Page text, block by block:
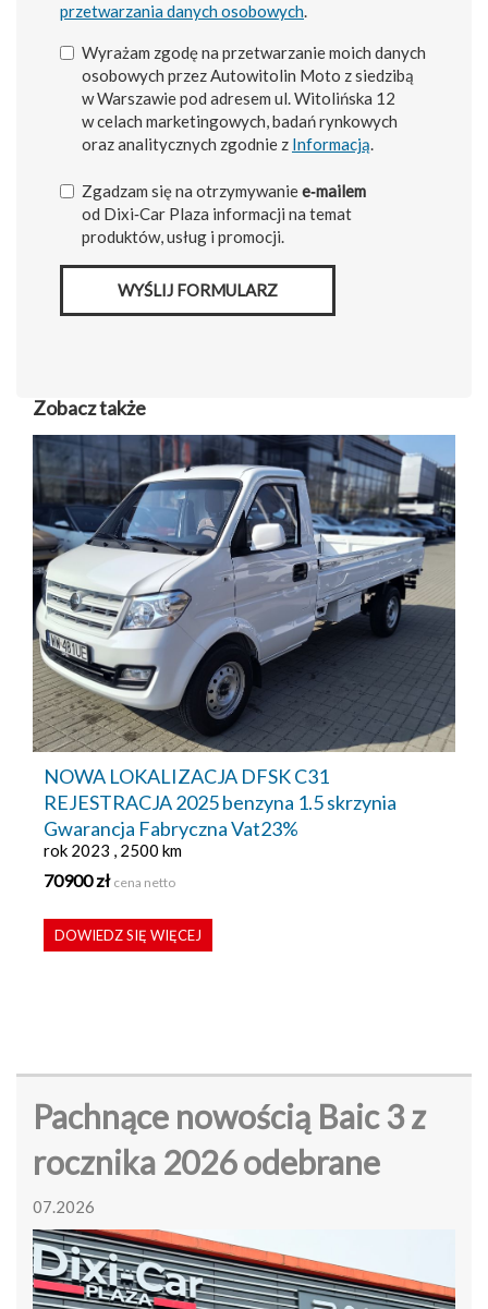
przetwarzania danych osobowych.
Wyrażam zgodę na przetwarzanie moich danych
osobowych przez Autowitolin Moto z siedzibą
w Warszawie pod adresem ul. Witolińska 12
w celach marketingowych, badań rynkowych
oraz analitycznych zgodnie z Informacją.
Zgadzam się na otrzymywaniee‑mailem
od Dixi‑Car Plaza informacji na temat
produktów, usług i promocji.
WYŚLIJ FORMULARZ
Zobacz także
NOWA LOKALIZACJA DFSK C31
REJESTRACJA 2025 benzyna 1.5 skrzynia
Gwarancja Fabryczna Vat23%
rok 2023 , 2500 km
70900 zł cena netto
DOWIEDZ SIĘ WIĘCEJ
Pachnące nowością Baic 3 z
rocznika 2026 odebrane
07.2026